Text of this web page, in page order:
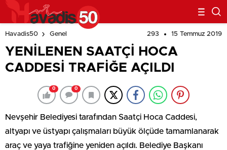
Havadis50 Genel 293 15 Temmuz 2019
YENİLENEN SAATÇİ HOCA
CADDESİ TRAFİĞE AÇILDI
0 0
Nevşehir Belediyesi tarafından Saatçi Hoca Caddesi,
altyapı ve üstyapı çalışmaları büyük ölçüde tamamlanarak
araç ve yaya trafiğine yeniden açıldı. Belediye Başkanı